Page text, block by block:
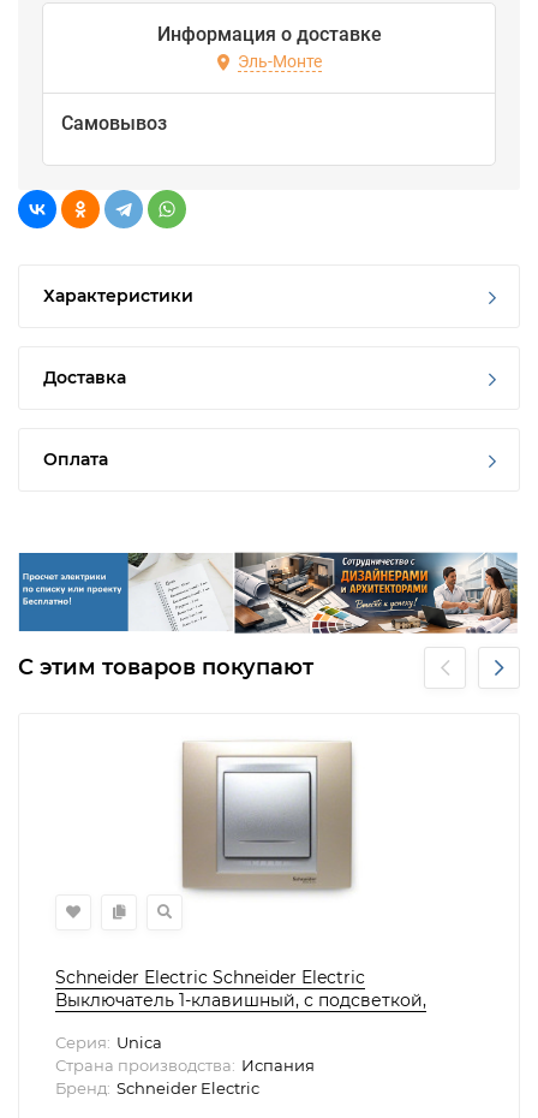
Информация о доставке
Эль-Монте
Самовывоз
Характеристики
Доставка
Оплата
С этим товаров покупают
Schneider Electric Schneider Electric
Выключатель 1-клавишный, с подсветкой,
Серия: Unica
Страна производства: Испания
Бренд: Schneider Electric